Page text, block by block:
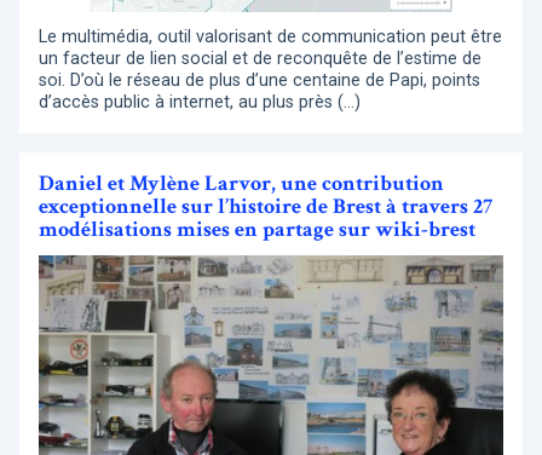
Le multimédia, outil valorisant de communication peut être
un facteur de lien social et de reconquête de l’estime de
soi. D’où le réseau de plus d’une centaine de Papi, points
d’accès public à internet, au plus près (…)
Daniel et Mylène Larvor, une contribution
exceptionnelle sur l’histoire de Brest à travers 27
modélisations mises en partage sur wiki-brest